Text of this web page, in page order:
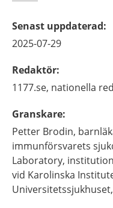
Senast uppdaterad:
2025-07-29
Redaktör:
1177.se, nationella
Granskare:
Petter Brodin,
immunförsvarets
Laboratory,
vid Karolinska
Universitetssjukhuset,